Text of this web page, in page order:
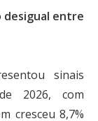
desigual entre
sinais
2026, com
cresceu 8,7%